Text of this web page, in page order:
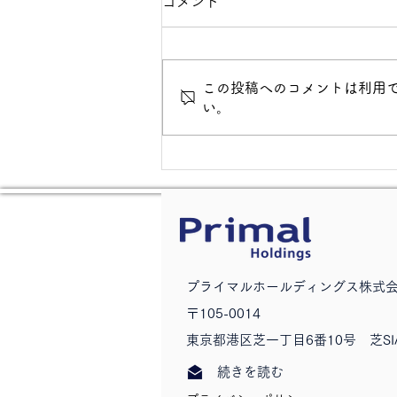
この投稿へのコメントは利用
い。
プライマルホールディングス株式
〒105-0014
東京都港区芝一丁目6番10号 芝
続きを読む